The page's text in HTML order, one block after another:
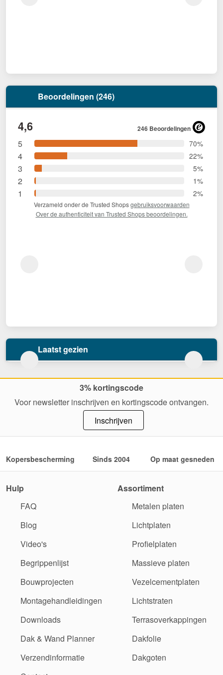
Beoordelingen (246)
4,6 246 Beoordelingen
5 70%
4 22%
3 5%
2 1%
1 2%
Verzameld onder de Trusted Shopsgebruiksvoorwaarden
Over de authenticiteit van Trusted Shops beoordelingen.
Laatst gezien
3% kortingscode
Voor newsletter inschrijven en kortingscode ontvangen.
Inschrijven
Kopersbescherming Sinds 2004 Op maat gesneden
Hulp
FAQ
Blog
Video's
Begrippenlijst
Bouwprojecten
Montagehandleidingen
Downloads
Dak & Wand Planner
Verzendinformatie
Assortiment
Metalen platen
Lichtplaten
Profielplaten
Massieve platen
Vezelcementplaten
Lichtstraten
Terrasoverkappingen
Dakfolie
Dakgoten